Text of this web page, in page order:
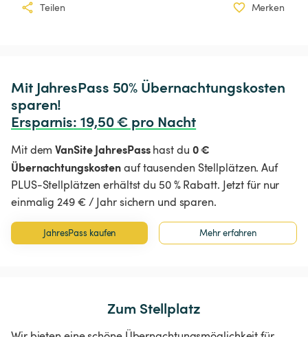
Teilen Merken
Mit JahresPass 50% Übernachtungskosten
Ersparnis: 19,50 € pro Nacht
Mit demVanSite JahresPasshast du 0 €
Übernachtungskostenauf tausenden Stellplätzen. Auf
PLUS-Stellplätzen erhältst du 50 % Rabatt. Jetzt für nur
einmalig 249 € / Jahr sichern und sparen.
JahresPass kaufen Mehr erfahren
Zum Stellplatz